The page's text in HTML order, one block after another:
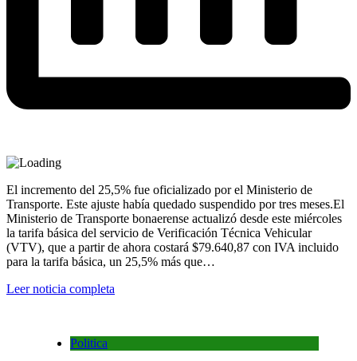
El incremento del 25,5% fue oficializado por el Ministerio de
Transporte. Este ajuste había quedado suspendido por tres meses.El
Ministerio de Transporte bonaerense actualizó desde este miércoles
la tarifa básica del servicio de Verificación Técnica Vehicular
(VTV), que a partir de ahora costará $79.640,87 con IVA incluido
para la tarifa básica, un 25,5% más que…
Leer noticia completa
Politica